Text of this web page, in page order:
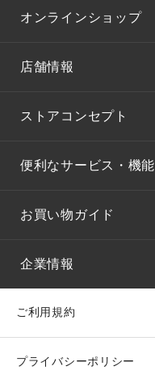
オンラインショップ
店舗情報
ストアコンセプト
便利なサービス・機能
お買い物ガイド
企業情報
ご利用規約
プライバシーポリシー